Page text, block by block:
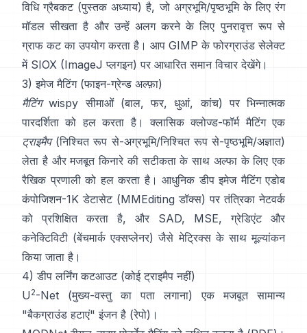
विधि ग्रैबकट (पुस्तक अध्याय) है, जो अग्रभूमि/पृष्ठभूमि के लिए रंग
मॉडल सीखता है और उन्हें अलग करने के लिए पुनरावृत्त रूप से
ग्राफ कट का उपयोग करता है। आप GIMP के फोरग्राउंड सेलेक्ट
में SIOX (ImageJ प्लगइन) पर आधारित समान विचार देखेंगे।
3) इमेज मैटिंग (फाइन-ग्रेन्ड अल्फ़ा)
मैटिंगwispy सीमाओं (बाल, फर, धुआं, कांच) पर भिन्नात्मक
पारदर्शिता को हल करता है। क्लासिक क्लोज्ड-फॉर्म मैटिंग एक
ट्राइमैप(निश्चित रूप से-अग्रभूमि/निश्चित रूप से-पृष्ठभूमि/अज्ञात)
लेता है और मजबूत किनारे की सटीकता के साथ अल्फा के लिए एक
रैखिक प्रणाली को हल करता है। आधुनिक डीप इमेज मैटिंग एडोब
कंपोजिशन-1K डेटासेट (MMEditing डॉक्स) पर तंत्रिका नेटवर्क
को प्रशिक्षित करता है, और
SAD, MSE, ग्रेडिएंट और
कनेक्टिविटी (बेंचमार्क एक्सप्लेनर) जैसे मेट्रिक्स के साथ मूल्यांकन
किया जाता है।
4) डीप लर्निंग कटआउट (कोई ट्राइमैप नहीं)
U 2-Net (मुख्य-वस्तु का पता लगाना) एक मजबूत सामान्य
"बैकग्राउंड हटाएं" इंजन है (रेपो)।